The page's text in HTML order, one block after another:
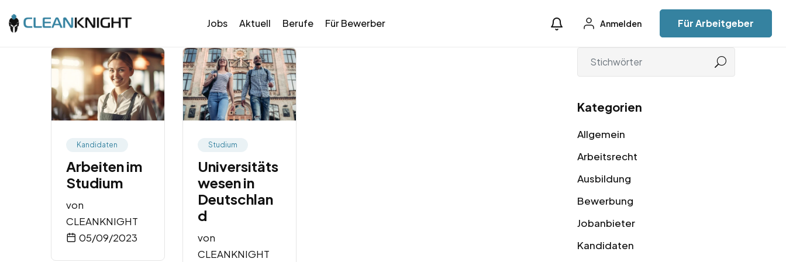
Jobs Aktuell Berufe Für Bewerber Anmelden Für Arbeitgeber
Kandidaten
Arbeiten im
Studium
von
CLEANKNIGHT
05/09/2023
Studium
Universitäts
wesen in
Deutschlan
d
von
CLEANKNIGHT
Kategorien
Allgemein
Arbeitsrecht
Ausbildung
Bewerbung
Jobanbieter
Kandidaten